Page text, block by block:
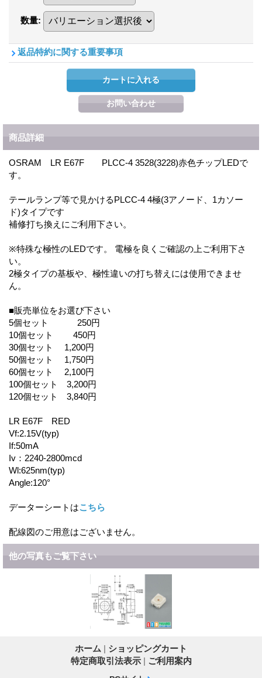
数量:
返品特約に関する重要事項
商品詳細
OSRAM LR E67F PLCC-4 3528(3228)赤色チップLEDで
す。
テールランプ等で見かけるPLCC-4 4極(3アノード、1カソー
ド)タイプです
補修打ち換えにご利用下さい。
※特殊な極性のLEDです。 電極を良くご確認の上ご利用下さ
い。
2極タイプの基板や、極性違いの打ち替えには使用できませ
ん。
■販売単位をお選び下さい
5個セット 250円
10個セット 450円
30個セット 1,200円
50個セット 1,750円
60個セット 2,100円
100個セット 3,200円
120個セット 3,840円
LR E67F RED
Vf:2.15V(typ)
If:50mA
Iv：2240-2800mcd
Wl:625nm(typ)
Angle:120°
データーシートはこちら
配線図のご用意はございません。
他の写真もご覧下さい
ホーム | ショッピングカート
特定商取引法表示 | ご利用案内